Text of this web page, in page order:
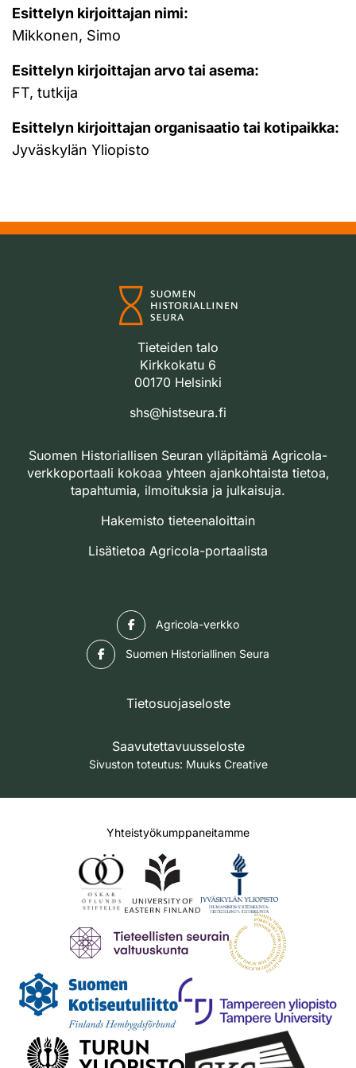
Esittelyn kirjoittajan nimi:
Mikkonen, Simo
Esittelyn kirjoittajan arvo tai asema:
FT, tutkija
Esittelyn kirjoittajan organisaatio tai kotipaikka:
Jyväskylän Yliopisto
Tieteiden talo
Kirkkokatu 6
00170 Helsinki
shs@histseura.fi
Suomen Historiallisen Seuran ylläpitämä Agricola-
verkkoportaali kokoaa yhteen ajankohtaista tietoa,
tapahtumia, ilmoituksia ja julkaisuja.
Hakemisto tieteenaloittain
Lisätietoa Agricola-portaalista
Agricola-verkko
Suomen Historiallinen Seura
Tietosuojaseloste
Saavutettavuusseloste
Sivuston toteutus: Muuks Creative
Yhteistyökumppaneitamme